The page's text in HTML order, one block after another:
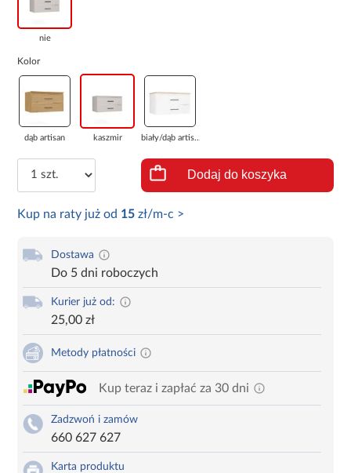
nie
Kolor
dąb artisan kaszmir biały/dąb artis...
Dodaj do koszyka
Kup na raty już od 15 zł/m-c >
Dostawa
Do 5 dni roboczych
Kurier już od:
25,00 zł
Metody płatności
Kup teraz i zapłać za 30 dni
Zadzwoń i zamów
660 627 627
Karta produktu